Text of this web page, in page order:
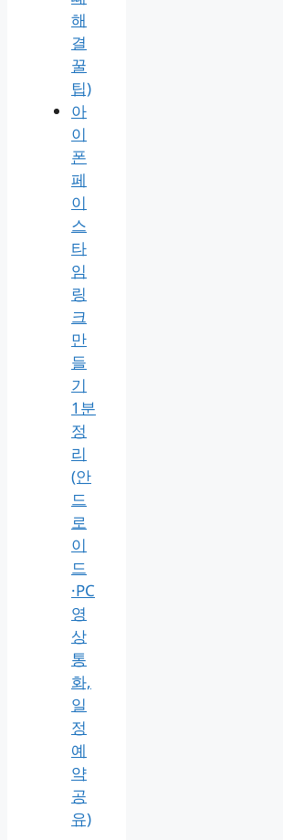
해
결
꿀
팁)
아
이
폰
페
이
스
타
임
링
크
만
들
기
1분
정
리
(안
드
로
이
드
·PC
영
상
통
화,
일
정
예
약
공
유)